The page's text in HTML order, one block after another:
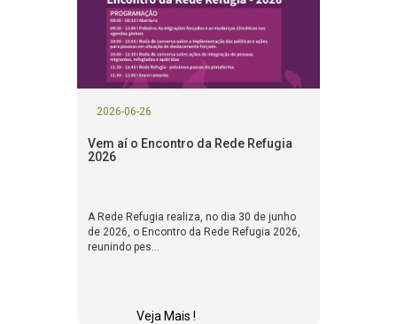
2026-06-26
Vem aí o Encontro da Rede Refugia
2026
A Rede Refugia realiza, no dia 30 de junho
de 2026, o Encontro da Rede Refugia 2026,
reunindo pes...
Veja Mais !